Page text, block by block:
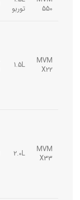
550
توربو
MVM
X22
1.5L
MVM
X33
2.0L